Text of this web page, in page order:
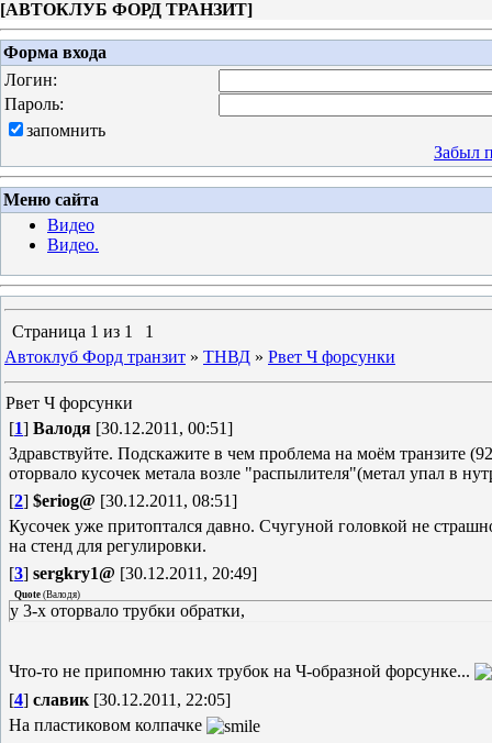
[АВТОКЛУБ ФОРД ТРАНЗИТ]
Форма входа
Логин:
Пароль:
запомнить
Забыл
Меню сайта
Видео
Видео.
Страница 1 из 1
1
Автоклуб Форд транзит » ТНВД » Рвет Ч форсунки
Рвет Ч форсунки
[1] Валодя [30.12.2011, 00:51]
Здравствуйте. Подскажите в чем проблема на моём транзите
оторвало кусочек метала возле "распылителя"(метал упал в
[2] $eriog@ [30.12.2011, 08:51]
Кусочек уже притоптался давно. Счугуной головкой не
на стенд для регулировки.
[3] sergkry1@ [30.12.2011, 20:49]
Quote (Валодя)
у 3-х оторвало трубки обратки,
Что-то не припомню таких трубок на Ч-образной форсунке...
[4] славик [30.12.2011, 22:05]
На пластиковом колпачке